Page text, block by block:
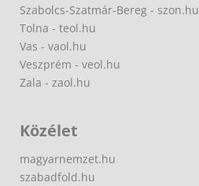
Szabolcs-Szatmár-Bereg - szon.hu
Tolna - teol.hu
Vas - vaol.hu
Veszprém - veol.hu
Zala - zaol.hu
Közélet
magyarnemzet.hu
szabadfold.hu